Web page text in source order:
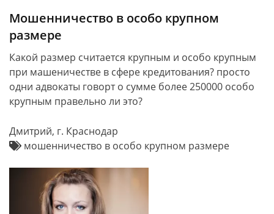
Мошенничество в особо крупном
размере
Какой размер считается крупным и особо крупным
при машеничестве в сфере кредитования? просто
одни адвокаты говорт о сумме более 250000 особо
крупным правельно ли это?
Дмитрий, г. Краснодар
мошенничество в особо крупном размере